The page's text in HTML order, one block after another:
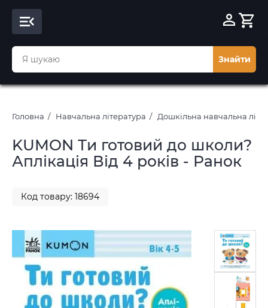
Знайти
Головна Навчальна література Дошкільна навчальна
KUMON Ти готовий до школи?
Аплікація Від 4 років - Ранок
Код товару: 18694